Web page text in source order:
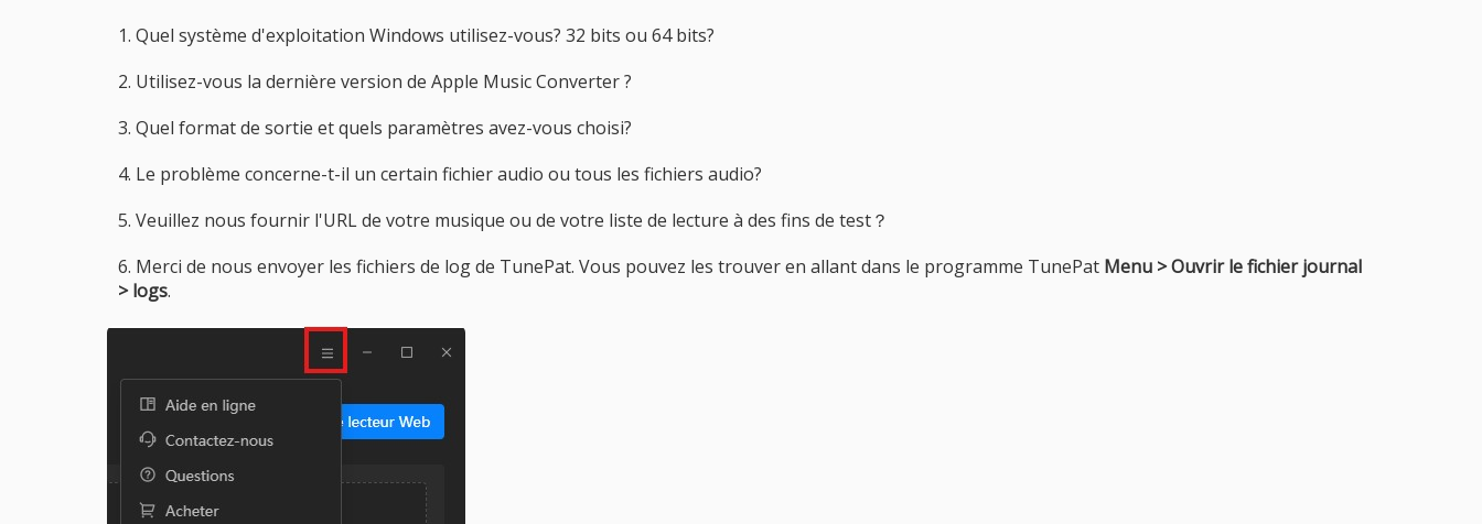
1. Quel système d'exploitation Windows utilisez-vous? 32 bits ou 64 bits?
2. Utilisez-vous la dernière version de Apple Music Converter ?
3. Quel format de sortie et quels paramètres avez-vous choisi?
4. Le problème concerne-t-il un certain fichier audio ou tous les fichiers audio?
5. Veuillez nous fournir l'URL de votre musique ou de votre liste de lecture à des fins de test？
6. Merci de nous envoyer les fichiers de log de TunePat. Vous pouvez les trouver en allant dans le programme TunePat Menu > Ouvrir le fichier journal
> logs.